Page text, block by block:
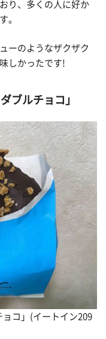
り、多くの人に好か
。
ーのようなザクザク
しかったです!
ブルチョコ」
ョコ」(イートイン209